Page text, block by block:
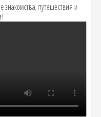
путешествия и